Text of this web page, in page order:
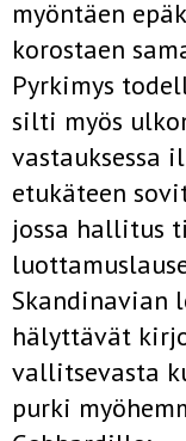
myöntäen
korostaen
Pyrkimys
silti myös
vastauksessa
etukäteen
jossa hallitus
Skandinavian
hälyttävät
vallitsevasta
purki